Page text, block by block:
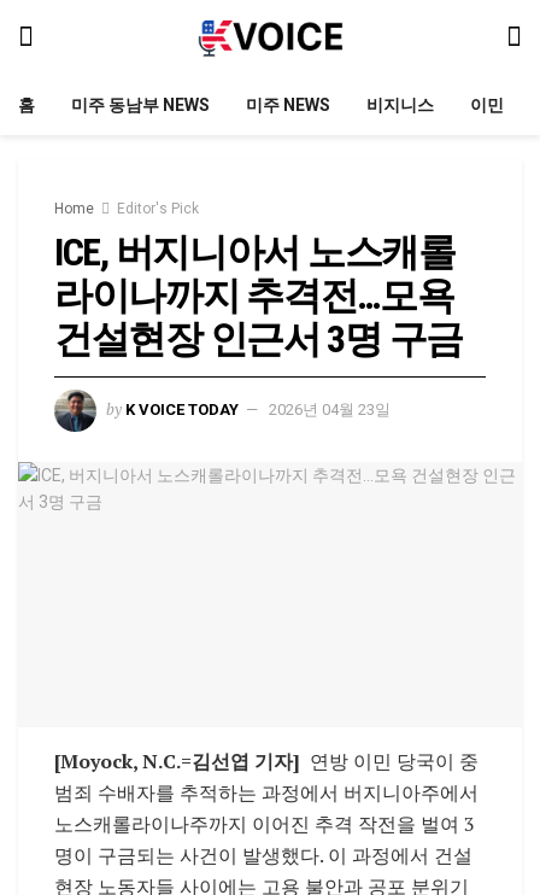
홈 미주 동남부 NEWS 미주 NEWS 비지니스 이민
Home Editor's Pick
ICE, 버지니아서 노스캐롤
라이나까지 추격전…모욕
건설현장 인근서 3명 구금
by K VOICE TODAY 2026년 04월 23일
[Moyock, N.C.=김선엽 기자] 연방 이민 당국이 중
범죄 수배자를 추적하는 과정에서 버지니아주에서
노스캐롤라이나주까지 이어진 추격 작전을 벌여 3
명이 구금되는 사건이 발생했다. 이 과정에서 건설
현장 노동자들 사이에는 고용 불안과 공포 분위기